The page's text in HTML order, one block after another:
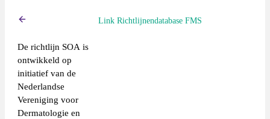
De richtlijn SOA is
ontwikkeld op
initiatief van de
Nederlandse
Vereniging voor
Dermatologie en
Richtlijn (extern)
Link Richtlijnendatabase FMS